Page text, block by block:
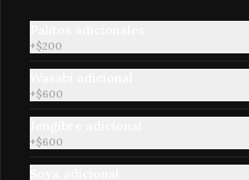
Arroz con mariscos
Arroz con mixtura de mariscos,
peruanas.
$12.900
+$200
+$600
+$600